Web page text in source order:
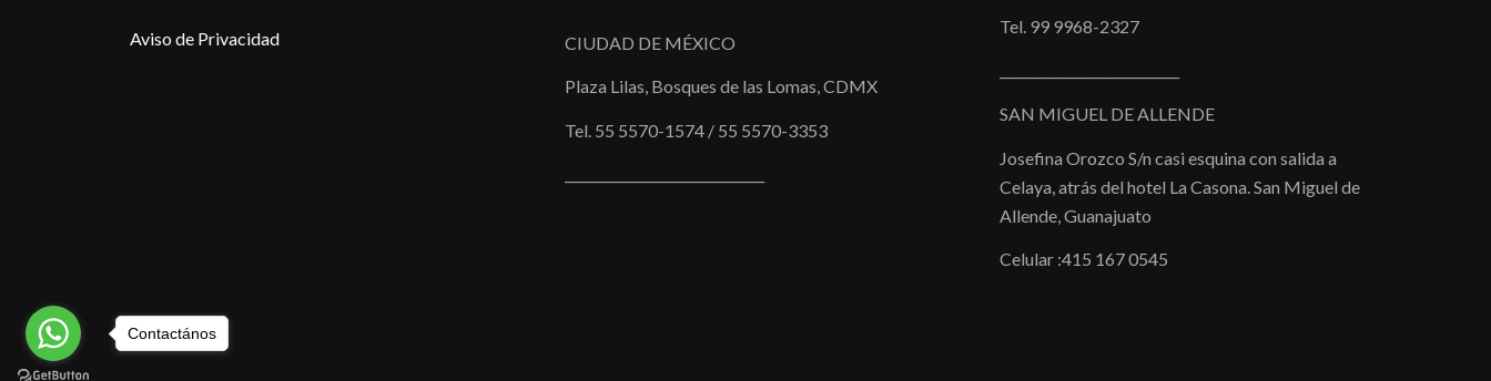
Aviso de Privacidad CIUDAD DE MÉXICO
Plaza Lilas, Bosques de las Lomas, CDMX
Tel. 55 5570-1574 / 55 5570-3353
Tel. 99 9968-2327
SAN MIGUEL DE ALLENDE
Josefina Orozco S/n casi esquina con salida a
Celaya, atrás del hotel La Casona. San Miguel de
Allende, Guanajuato
Celular :415 167 0545
Contactános